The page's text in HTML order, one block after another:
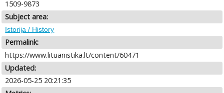
1509-9873
Subject area:
Istorija / History
Permalink:
https://www.lituanistika.lt/content/60471
Updated:
2026-05-25 20:21:35